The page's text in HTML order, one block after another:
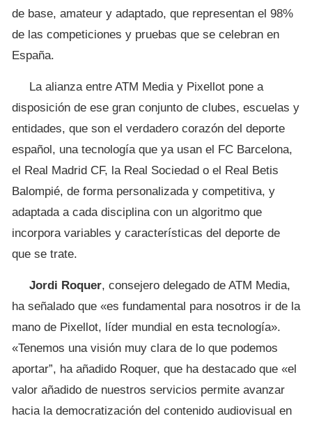
de base, amateur y adaptado, que representan el 98%
de las competiciones y pruebas que se celebran en
España.
La alianza entre ATM Media y Pixellot pone a
disposición de ese gran conjunto de clubes, escuelas y
entidades, que son el verdadero corazón del deporte
español, una tecnología que ya usan el FC Barcelona,
el Real Madrid CF, la Real Sociedad o el Real Betis
Balompié, de forma personalizada y competitiva, y
adaptada a cada disciplina con un algoritmo que
incorpora variables y características del deporte de
que se trate.
Jordi Roquer, consejero delegado de ATM Media,
ha señalado que «es fundamental para nosotros ir de la
mano de Pixellot, líder mundial en esta tecnología».
«Tenemos una visión muy clara de lo que podemos
aportar”, ha añadido Roquer, que ha destacado que «el
valor añadido de nuestros servicios permite avanzar
hacia la democratización del contenido audiovisual en